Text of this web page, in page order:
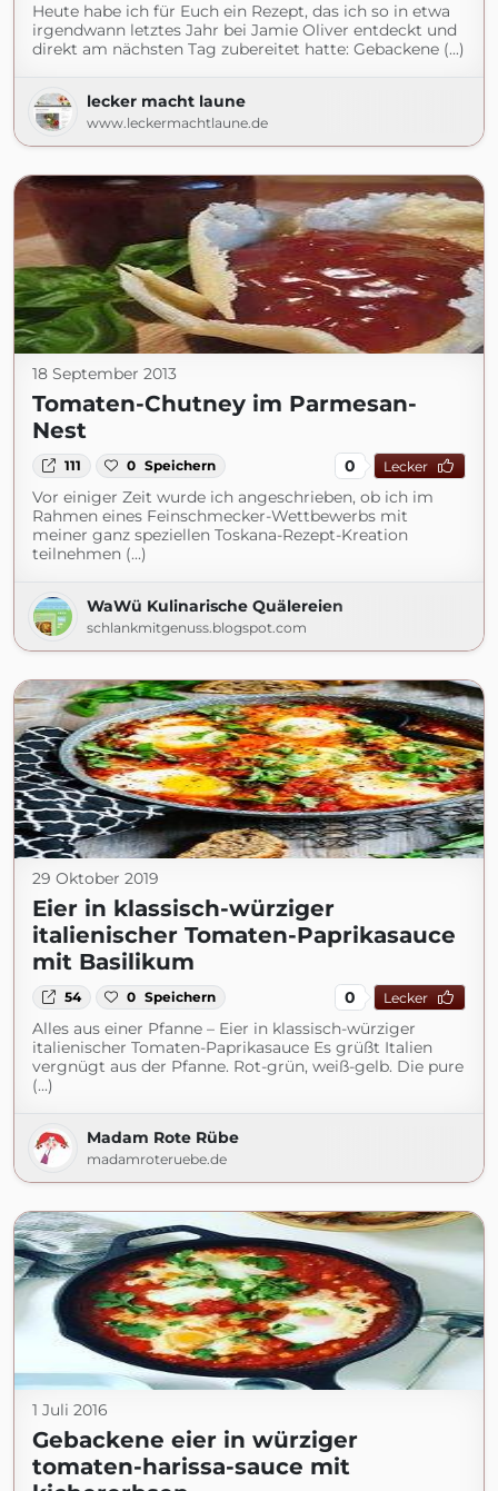
Heute habe ich für Euch ein Rezept, das ich so in etwa
irgendwann letztes Jahr bei Jamie Oliver entdeckt und
direkt am nächsten Tag zubereitet hatte: Gebackene (...)
lecker macht laune
www.leckermachtlaune.de
18 September 2013
Tomaten-Chutney im Parmesan-
Nest
111 0 Speichern 0 Lecker
Vor einiger Zeit wurde ich angeschrieben, ob ich im
Rahmen eines Feinschmecker-Wettbewerbs mit
meiner ganz speziellen Toskana-Rezept-Kreation
teilnehmen (...)
WaWü Kulinarische Quälereien
schlankmitgenuss.blogspot.com
29 Oktober 2019
Eier in klassisch-würziger
italienischer Tomaten-Paprikasauce
mit Basilikum
54 0 Speichern 0 Lecker
Alles aus einer Pfanne – Eier in klassisch-würziger
italienischer Tomaten-Paprikasauce Es grüßt Italien
vergnügt aus der Pfanne. Rot-grün, weiß-gelb. Die pure
(...)
Madam Rote Rübe
madamroteruebe.de
1 Juli 2016
Gebackene eier in würziger
tomaten-harissa-sauce mit